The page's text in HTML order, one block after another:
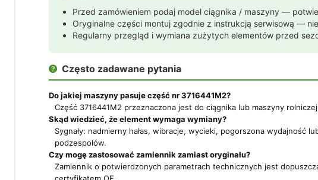
Przed zamówieniem podaj model ciągnika / maszyny —
Oryginalne części montuj zgodnie z instrukcją serwisową —
Regularny przegląd i wymiana zużytych elementów przed
 Często zadawane pytania
Do jakiej maszyny pasuje część nr 3716441M2?
Część 3716441M2 przeznaczona jest do ciągnika lub maszyny
Skąd wiedzieć, że element wymaga wymiany?
Sygnały: nadmierny hałas, wibracje, wycieki, pogorszona
podzespołów.
Czy mogę zastosować zamiennik zamiast oryginału?
Zamiennik o potwierdzonych parametrach technicznych jest
zaakceptować
wykorzystanie